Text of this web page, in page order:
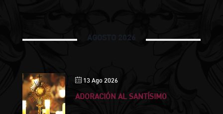
AGOSTO 2026
13 Ago 2026
ADORACIÓN AL SANTÍSIMO